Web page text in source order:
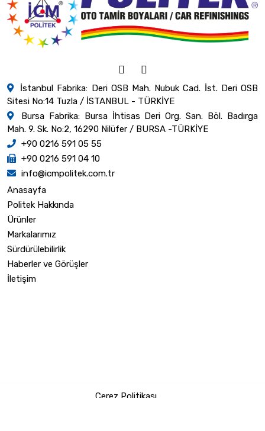
İstanbul Fabrika: Deri OSB Mah. Nubuk Cad. İst. Deri OSB
Sitesi No:14 Tuzla / İSTANBUL - TÜRKİYE
Bursa Fabrika: Bursa İhtisas Deri Org. San. Böl. Badırga
Mah. 9. Sk. No:2, 16290 Nilüfer / BURSA -TÜRKİYE
+90 0216 591 05 55
+90 0216 591 04 10
info@icmpolitek.com.tr
Anasayfa
Politek Hakkında
Ürünler
Markalarımız
Sürdürülebilirlik
Haberler ve Görüşler
İletişim
Çerez Politikası